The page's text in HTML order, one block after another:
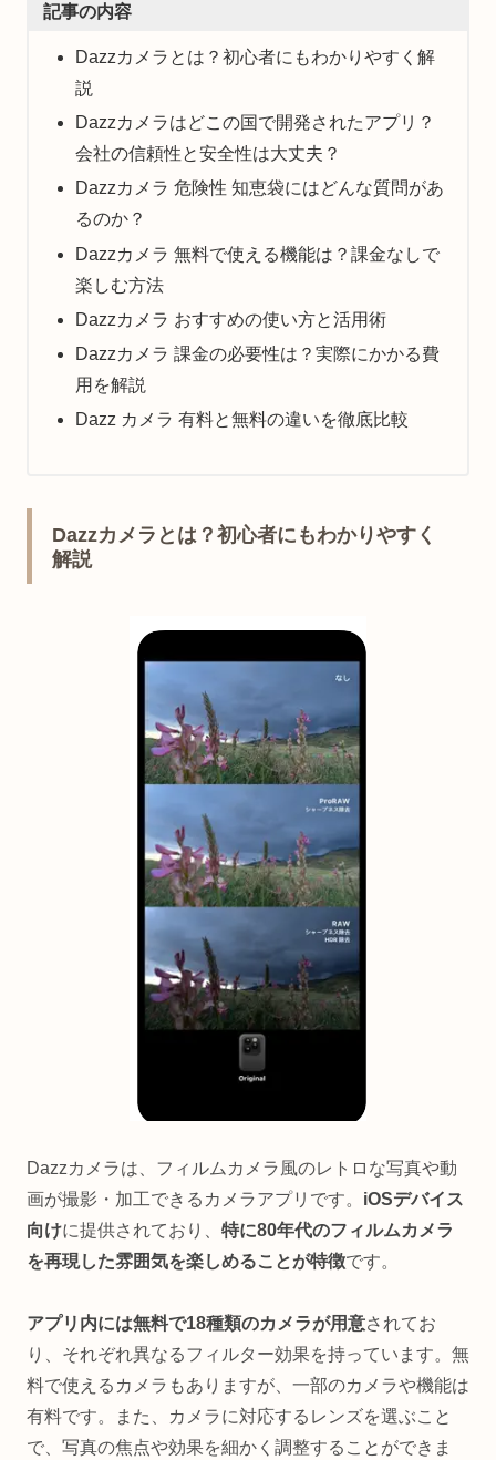
記事の内容
Dazzカメラとは？初心者にもわかりやすく解
説
Dazzカメラはどこの国で開発されたアプリ？
会社の信頼性と安全性は大丈夫？
Dazzカメラ 危険性 知恵袋にはどんな質問があ
るのか？
Dazzカメラ 無料で使える機能は？課金なしで
楽しむ方法
Dazzカメラ おすすめの使い方と活用術
Dazzカメラ 課金の必要性は？実際にかかる費
用を解説
Dazz カメラ 有料と無料の違いを徹底比較
Dazzカメラとは？初心者にもわかりやすく
解説
Dazzカメラは、フィルムカメラ風のレトロな写真や動
画が撮影・加工できるカメラアプリです。 iOSデバイス
向けに提供されており、 特に80年代のフィルムカメラ
を再現した雰囲気を楽しめることが特徴です。
アプリ内には無料で18種類のカメラが用意されてお
り、それぞれ異なるフィルター効果を持っています。無
料で使えるカメラもありますが、一部のカメラや機能は
有料です。また、カメラに対応するレンズを選ぶこと
で、写真の焦点や効果を細かく調整することができま